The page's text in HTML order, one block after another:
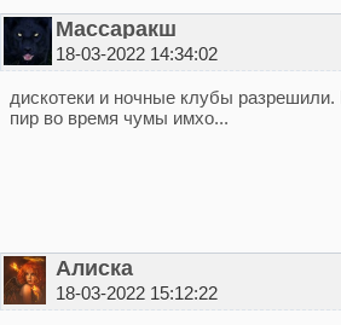
Массаракш
18-03-2022 14:34:02
дискотеки и ночные клубы разрешили.
пир во время чумы имхо...
Алиска
18-03-2022 15:12:22